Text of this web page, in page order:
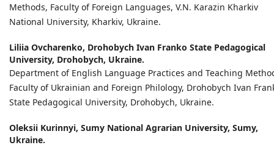
Methods, Faculty of Foreign Languages, V.N. Karazin Kharkiv
National University, Kharkiv, Ukraine.
Liliia Ovcharenko, Drohobych Ivan Franko State Pedagogical
University, Drohobych, Ukraine.
Department of English Language Practices and Teaching
Faculty of Ukrainian and Foreign Philology, Drohobych Ivan
State Pedagogical University, Drohobych, Ukraine.
Oleksii Kurinnyi, Sumy National Agrarian University, Sumy,
Ukraine.